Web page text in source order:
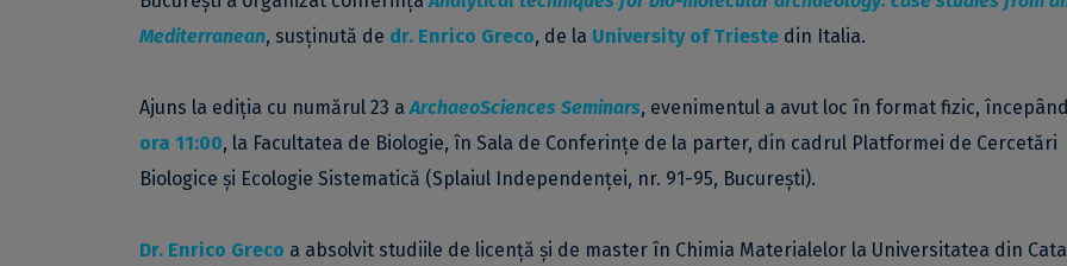
Mediterranean, susținută de dr. Enrico Greco, de la University of Trieste din Italia.
Ajuns la ediția cu numărul 23 a ArchaeoSciences Seminars, evenimentul a avut loc în format fizic,
ora 11:00, la Facultatea de Biologie, în Sala de Conferințe de la parter, din cadrul Platformei de Cercetări
Biologice și Ecologie Sistematică (Splaiul Independenței, nr. 91-95, București).
Dr. Enrico Greco a absolvit studiile de licență și de master în Chimia Materialelor la Universitatea din